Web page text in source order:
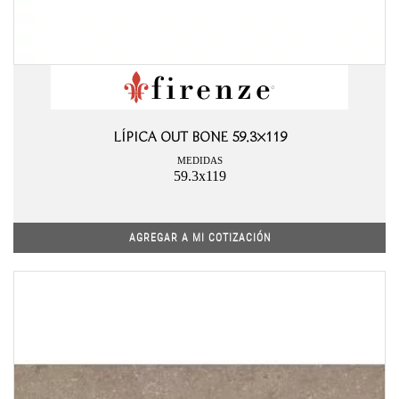
LÍPICA OUT BONE 59.3×119
MEDIDAS
59.3x119
AGREGAR A MI COTIZACIÓN